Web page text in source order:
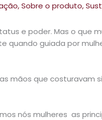
,Sobre o produto,
e poder. Mas o
quando guiada por
mãos que
nós mulheres as